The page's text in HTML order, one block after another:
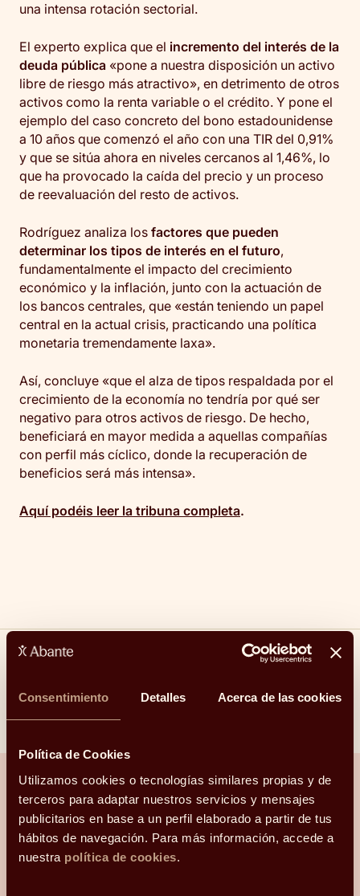
Consentimiento Detalles Acerca de las cookies
Política de Cookies
Utilizamos cookies o tecnologías similares propias y de
terceros para adaptar nuestros servicios y mensajes
publicitarios en base a un perfil elaborado a partir de tus
hábitos de navegación. Para más información, accede a
nuestra política de cookies.
una intensa rotación sectorial.
El experto explica que el incremento del interés de la
deuda pública «pone a nuestra disposición un activo
libre de riesgo más atractivo», en detrimento de otros
activos como la renta variable o el crédito. Y pone el
ejemplo del caso concreto del bono estadounidense
a 10 años que comenzó el año con una TIR del 0,91%
y que se sitúa ahora en niveles cercanos al 1,46%, lo
que ha provocado la caída del precio y un proceso
de reevaluación del resto de activos.
Rodríguez analiza los factores que pueden
determinar los tipos de interés en el futuro,
fundamentalmente el impacto del crecimiento
económico y la inflación, junto con la actuación de
los bancos centrales, que «están teniendo un papel
central en la actual crisis, practicando una política
monetaria tremendamente laxa».
Así, concluye «que el alza de tipos respaldada por el
crecimiento de la economía no tendría por qué ser
negativo para otros activos de riesgo. De hecho,
beneficiará en mayor medida a aquellas compañías
con perfil más cíclico, donde la recuperación de
beneficios será más intensa».
Aquí podéis leer la tribuna completa.
Linkedin Facebook
¿Hablamos?